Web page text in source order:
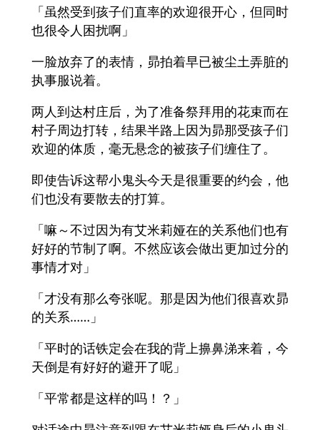
「虽然受到孩子们直率的欢迎很开心，但同时
也很令人困扰啊」
一脸放弃了的表情，昴拍着早已被尘土弄脏的
执事服说着。
两人到达村庄后，为了准备祭拜用的花束而在
村子周边打转，结果半路上因为昴那受孩子们
欢迎的体质，毫无悬念的被孩子们缠住了。
即使告诉这帮小鬼头今天是很重要的约会，他
们也没有要散去的打算。
「嘛～不过因为有艾米莉娅在的关系他们也有
好好的节制了啊。不然应该会做出更加过分的
事情才对」
「才没有那么夸张呢。那是因为他们很喜欢昴
的关系……」
「平时的话铁定会在我的背上擤鼻涕来着，今
天倒是有好好的避开了呢」
「平常都是这样的吗！？」